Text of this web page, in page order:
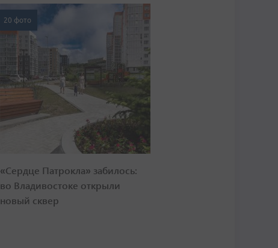
20 фото
«Сердце Патрокла» забилось:
во Владивостоке открыли
новый сквер